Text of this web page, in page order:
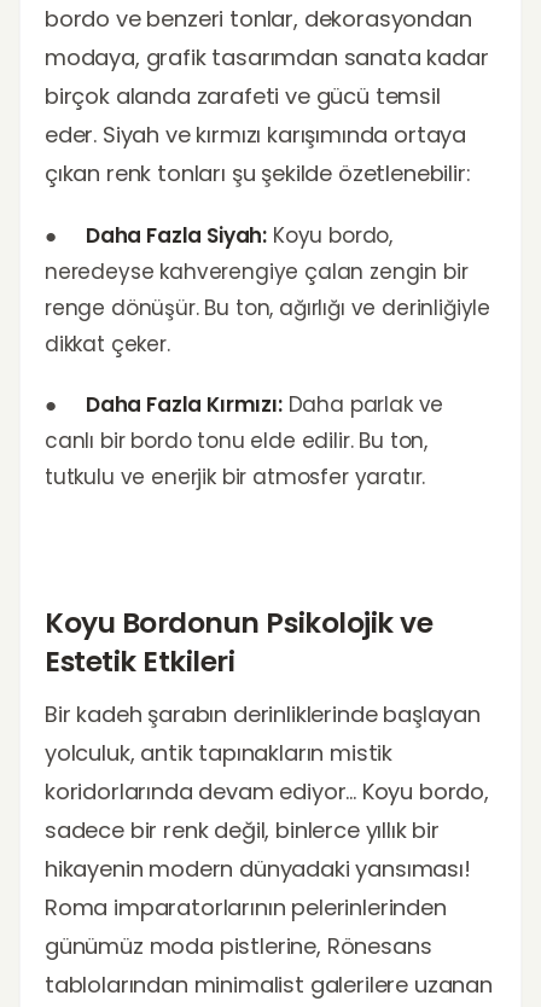
bordo ve benzeri tonlar, dekorasyondan
modaya, grafik tasarımdan sanata kadar
birçok alanda zarafeti ve gücü temsil
eder. Siyah ve kırmızı karışımında ortaya
çıkan renk tonları şu şekilde özetlenebilir:
● Daha Fazla Siyah: Koyu bordo,
neredeyse kahverengiye çalan zengin bir
renge dönüşür. Bu ton, ağırlığı ve derinliğiyle
dikkat çeker.
● Daha Fazla Kırmızı:Daha parlak ve
canlı bir bordo tonu elde edilir. Bu ton,
tutkulu ve enerjik bir atmosfer yaratır.
Koyu Bordonun Psikolojik ve
Estetik Etkileri
Bir kadeh şarabın derinliklerinde başlayan
yolculuk, antik tapınakların mistik
koridorlarında devam ediyor... Koyu bordo,
sadece bir renk değil, binlerce yıllık bir
hikayenin modern dünyadaki yansıması!
Roma imparatorlarının pelerinlerinden
günümüz moda pistlerine, Rönesans
tablolarından minimalist galerilere uzanan